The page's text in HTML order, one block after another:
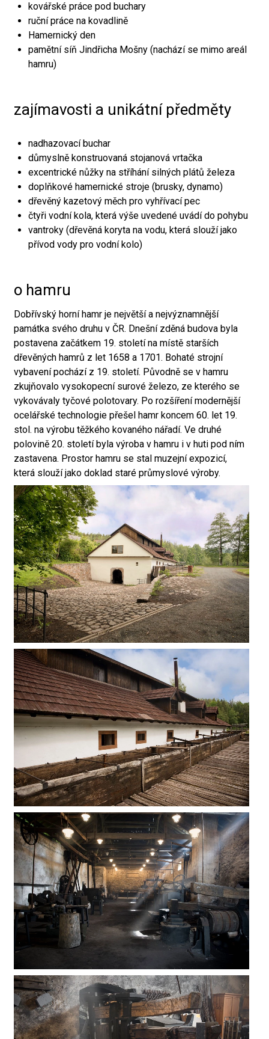
kovářské práce pod buchary
ruční práce na kovadlině
Hamernický den
pamětní síň Jindřicha Mošny (nachází se mimo areál
hamru)
zajímavosti a unikátní předměty
nadhazovací buchar
důmyslně konstruovaná stojanová vrtačka
excentrické nůžky na stříhání silných plátů železa
doplňkové hamernické stroje (brusky, dynamo)
dřevěný kazetový měch pro vyhřívací pec
čtyři vodní kola, která výše uvedené uvádí do pohybu
vantroky (dřevěná koryta na vodu, která slouží jako
přívod vody pro vodní kolo)
o hamru
Dobřívský horní hamr je největší a nejvýznamnější
památka svého druhu v ČR. Dnešní zděná budova byla
postavena začátkem 19. století na místě starších
dřevěných hamrů z let 1658 a 1701. Bohaté strojní
vybavení pochází z 19. století. Původně se v hamru
zkujňovalo vysokopecní surové železo, ze kterého se
vykovávaly tyčové polotovary. Po rozšíření modernější
ocelářské technologie přešel hamr koncem 60. let 19.
stol. na výrobu těžkého kovaného nářadí. Ve druhé
polovině 20. století byla výroba v hamru i v huti pod ním
zastavena. Prostor hamru se stal muzejní expozicí,
která slouží jako doklad staré průmyslové výroby.